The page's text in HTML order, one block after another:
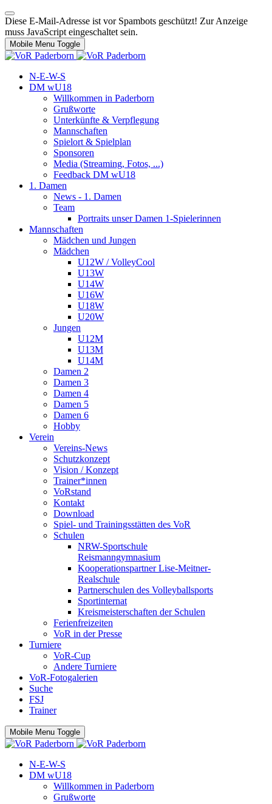
Diese E-Mail-Adresse ist vor Spambots geschützt! Zur Anzeige
muss JavaScript eingeschaltet sein.
Mobile Menu Toggle
N-E-W-S
DM wU18
Willkommen in Paderborn
Grußworte
Unterkünfte & Verpflegung
Mannschaften
Spielort & Spielplan
Sponsoren
Media (Streaming, Fotos, ...)
Feedback DM wU18
1. Damen
News - 1. Damen
Team
Portraits unser Damen 1-Spielerinnen
Mannschaften
Mädchen und Jungen
Mädchen
U12W / VolleyCool
U13W
U14W
U16W
U18W
U20W
Jungen
U12M
U13M
U14M
Damen 2
Damen 3
Damen 4
Damen 5
Damen 6
Hobby
Verein
Vereins-News
Schutzkonzept
Vision / Konzept
Trainer*innen
VoRstand
Kontakt
Download
Spiel- und Trainingsstätten des VoR
Schulen
NRW-Sportschule
Reismanngymnasium
Kooperationspartner Lise-Meitner-
Realschule
Partnerschulen des Volleyballsports
Sportinternat
Kreismeisterschaften der Schulen
Ferienfreizeiten
VoR in der Presse
Turniere
VoR-Cup
Andere Turniere
VoR-Fotogalerien
Suche
FSJ
Trainer
Mobile Menu Toggle
N-E-W-S
DM wU18
Willkommen in Paderborn
Grußworte